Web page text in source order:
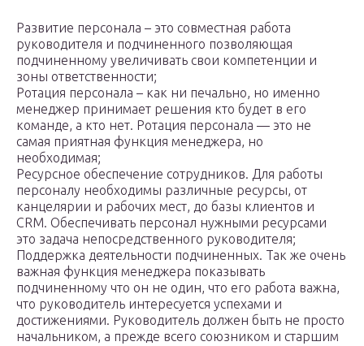
Развитие персонала – это совместная работа
руководителя и подчиненного позволяющая
подчиненному увеличивать свои компетенции и
зоны ответственности;
Ротация персонала – как ни печально, но именно
менеджер принимает решения кто будет в его
команде, а кто нет. Ротация персонала — это не
самая приятная функция менеджера, но
необходимая;
Ресурсное обеспечение сотрудников. Для работы
персоналу необходимы различные ресурсы, от
канцелярии и рабочих мест, до базы клиентов и
CRM. Обеспечивать персонал нужными ресурсами
это задача непосредственного руководителя;
Поддержка деятельности подчиненных. Так же очень
важная функция менеджера показывать
подчиненному что он не один, что его работа важна,
что руководитель интересуется успехами и
достижениями. Руководитель должен быть не просто
начальником, а прежде всего союзником и старшим